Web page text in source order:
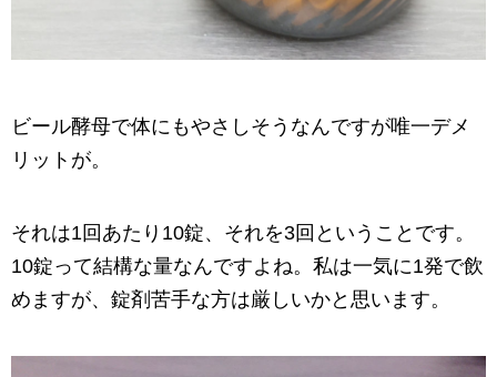
ビール酵母で体にもやさしそうなんですが唯一デメ
リットが。
それは1回あたり10錠、それを3回ということです。
10錠って結構な量なんですよね。私は一気に1発で飲
めますが、錠剤苦手な方は厳しいかと思います。